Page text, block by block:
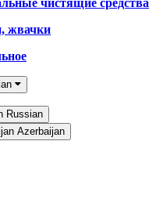
чистящие средства
жвачки
Russian
Azerbaijan